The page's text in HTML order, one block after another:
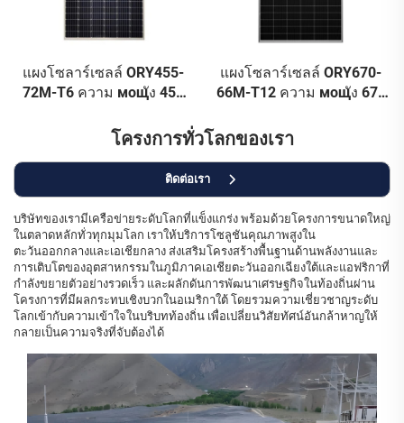
แผงโซลาร์เซลล์ ORY455-
72M-T6 ความ мощัง 455
166 มม. สีเงิน รับประกัน
แผงโซลาร์เซลล์ ORY670-
66M-T12 ความ мощัง 670
210 มม. รับประกันคุณภาพ
โครงการทั่วโลกของเรา
ติดต่อเรา
บริษัทของเรามีเครือข่ายระดับโลกที่แข็งแกร่ง พร้อมด้วยโครงการขนาดใหญ่
ในตลาดหลักทั่วทุกมุมโลก เราให้บริการโซลูชันคุณภาพสูงใน
ตะวันออกกลางและเอเชียกลาง ส่งเสริมโครงสร้างพื้นฐานด้านพลังงานและ
การเติบโตของอุตสาหกรรมในภูมิภาคเอเชียตะวันออกเฉียงใต้และแอฟริกาที่
กำลังขยายตัวอย่างรวดเร็ว และผลักดันการพัฒนาเศรษฐกิจในท้องถิ่นผ่าน
โครงการที่มีผลกระทบเชิงบวกในอเมริกาใต้ โดยรวมความเชี่ยวชาญระดับ
โลกเข้ากับความเข้าใจในบริบทท้องถิ่น เพื่อเปลี่ยนวิสัยทัศน์อันกล้าหาญให้
กลายเป็นความจริงที่จับต้องได้